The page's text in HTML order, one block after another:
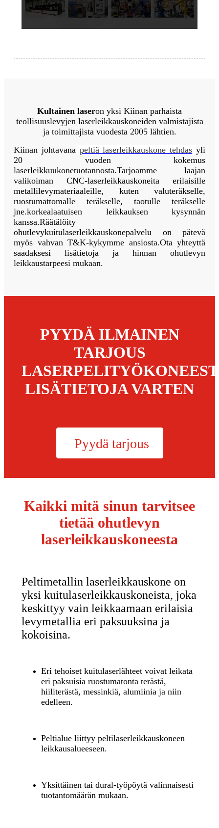
Kultainen laseron yksi Kiinan parhaista
teollisuuslevyjen laserleikkauskoneiden valmistajista
ja toimittajista vuodesta 2005 lähtien.
Kiinan johtavana peltiä laserleikkauskone tehdas yli
20 vuoden kokemus
laserleikkuukonetuotannosta.Tarjoamme laajan
valikoiman CNC-laserleikkauskoneita erilaisille
metallilevymateriaaleille, kuten valuteräkselle,
ruostumattomalle teräkselle, taotulle teräkselle
jne.korkealaatuisen leikkauksen kysynnän
kanssa.Räätälöity
ohutlevykuitulaserleikkauskonepalvelu on pätevä
myös vahvan T&K-kykymme ansiosta.Ota yhteyttä
saadaksesi lisätietoja ja hinnan ohutlevyn
leikkaustarpeesi mukaan.
PYYDÄ ILMAINEN
TARJOUS
LISÄTIETOJA VARTEN
Pyydä tarjous
Kaikki mitä sinun tarvitsee
tietää ohutlevyn
laserleikkauskoneesta
Peltimetallin laserleikkauskone on
yksi kuitulaserleikkauskoneista, joka
keskittyy vain leikkaamaan erilaisia ​​
levymetallia eri paksuuksina ja
kokoisina.
Eri tehoiset kuitulaserlähteet voivat leikata
eri paksuisia ruostumatonta terästä,
hiiliterästä, messinkiä, alumiinia ja niin
edelleen.
Peltialue liittyy peltilaserleikkauskoneen
leikkausalueeseen.
Yksittäinen tai dural-työpöytä valinnaisesti
tuotantomäärän mukaan.